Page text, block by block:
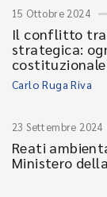
15 Ottobre 2024
Il conflitto
strategica:
costituzionale
Carlo Ruga Riva
23 Settembre 2024
Reati
Ministero